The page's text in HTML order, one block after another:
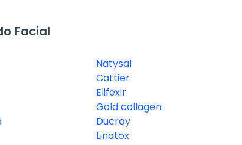
Facial
Natysal
Cattier
Elifexir
Gold collagen
Ducray
Linatox